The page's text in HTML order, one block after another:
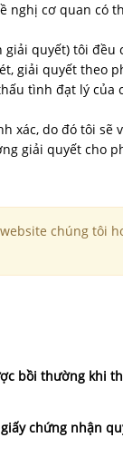
nghị cơ quan có
quyết) tôi đều
giải quyết theo
tình đạt lý của
xác, do đó tôi sẽ
giải quyết cho
chúng tôi
bồi thường khi
chứng nhận